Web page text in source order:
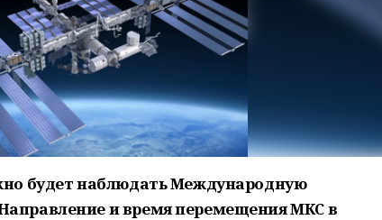
будет наблюдать Международную
и время перемещения МКС в